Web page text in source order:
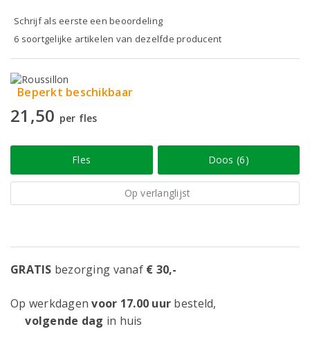
Schrijf als eerste een beoordeling
6 soortgelijke artikelen van dezelfde producent
Beperkt beschikbaar
21,50 per fles
Fles Doos (6)
Op verlanglijst
GRATIS bezorging vanaf € 30,-
Op werkdagenvoor 17.00 uur besteld,
volgende dag in huis